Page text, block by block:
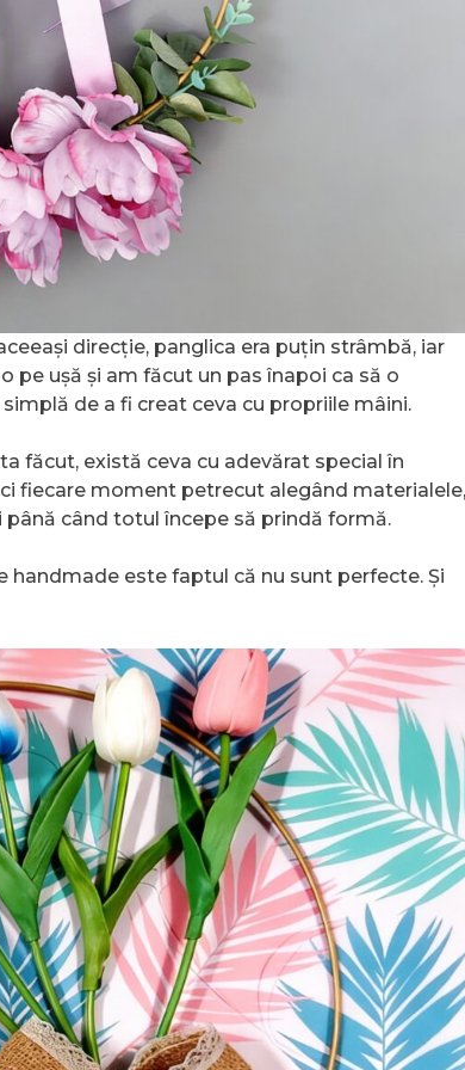
direcție, panglica era puțin strâmbă, iar
pe ușă și am făcut un pas înapoi ca să o
de a fi creat ceva cu propriile mâini.
făcut, există ceva cu adevărat special în
fiecare moment petrecut alegând
când totul începe să prindă formă.
este faptul că nu sunt perfecte. Și